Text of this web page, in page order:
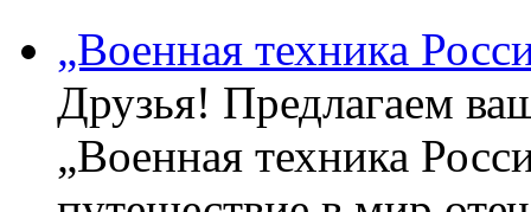
„Военная техника
Друзья! Предлагаем
„Военная техника